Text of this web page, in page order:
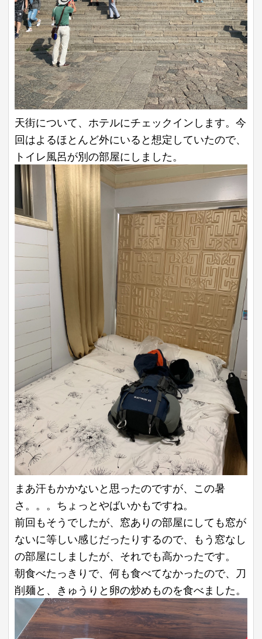
天街について、ホテルにチェックインします。今
回はよるほとんど外にいると想定していたので、
トイレ風呂が別の部屋にしました。
まあ汗もかかないと思ったのですが、この暑
さ。。。ちょっとやばいかもですね。
前回もそうでしたが、窓ありの部屋にしても窓が
ないに等しい感じだったりするので、もう窓なし
の部屋にしましたが、それでも高かったです。
朝食べたっきりで、何も食べてなかったので、刀
削麺と、きゅうりと卵の炒めものを食べました。